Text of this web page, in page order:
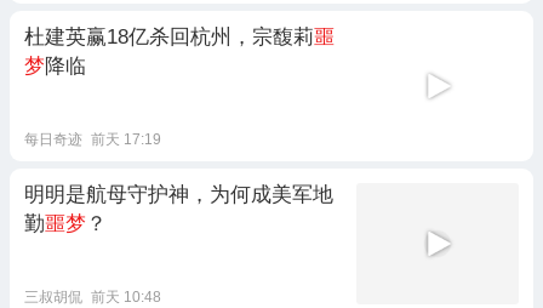
杜建英赢18亿杀回杭州，宗馥莉噩
梦降临
每日奇迹 前天 17:19
明明是航母守护神，为何成美军地
勤噩梦 ？
三叔胡侃 前天 10:48